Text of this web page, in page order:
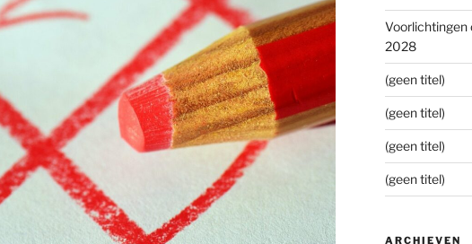
Voorlichtingen
2028
(geen titel)
(geen titel)
(geen titel)
(geen titel)
ARCHIEVEN